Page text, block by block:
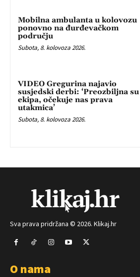
Mobilna ambulanta u kolovozu
ponovno na đurđevačkom
području
Subota, 8. kolovoza 2026.
VIDEO Gregurina najavio
susjedski derbi: ‘Preozbiljna su
ekipa, očekuje nas prava
utakmica’
Subota, 8. kolovoza 2026.
Sva prava pridržana © 2026. Klikaj.hr
O nama